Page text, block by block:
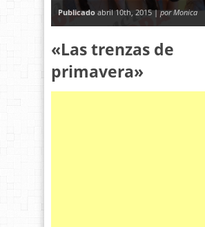
Publicado abril 10th, 2015 |por Monica
«Las trenzas de
primavera»